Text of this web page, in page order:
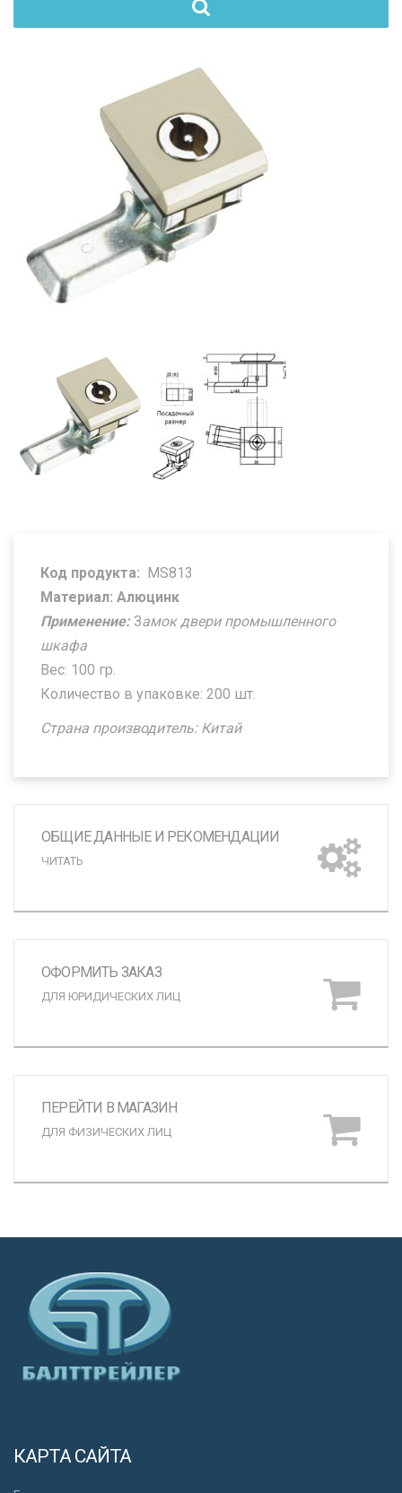
Код продукта:
MS813
Материал: Алюцинк
Применение:Замок двери промышленного
шкафа
Вес: 100 гр.
Количество в упаковке: 200 шт.
Страна производитель: Китай
ОБЩИЕ ДАННЫЕ И РЕКОМЕНДАЦИИ
ЧИТАТЬ
ОФОРМИТЬ ЗАКАЗ
ДЛЯ ЮРИДИЧЕСКИХ ЛИЦ
ПЕРЕЙТИ В МАГАЗИН
ДЛЯ ФИЗИЧЕСКИХ ЛИЦ
КАРТА САЙТА